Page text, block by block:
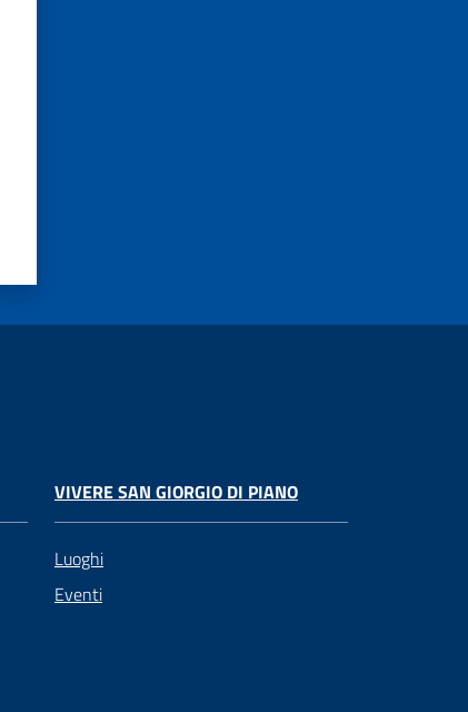
VIVERE SAN GIORGIO DI PIANO
Luoghi
Eventi